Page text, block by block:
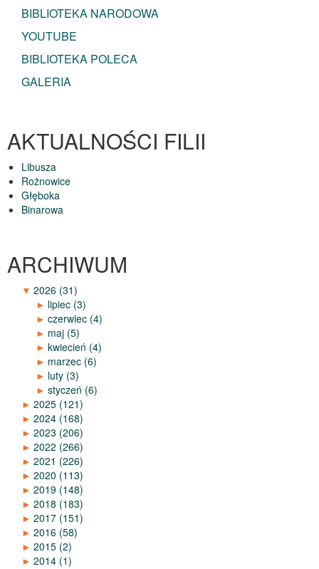
BIBLIOTEKA NARODOWA
YOUTUBE
BIBLIOTEKA POLECA
GALERIA
AKTUALNOŚCI FILII
Libusza
Rożnowice
Głęboka
Binarowa
ARCHIWUM
▼ 2026 (31)
► lipiec (3)
► czerwiec (4)
► maj (5)
► kwiecień (4)
► marzec (6)
► luty (3)
► styczeń (6)
► 2025 (121)
► 2024 (168)
► 2023 (206)
► 2022 (266)
► 2021 (226)
► 2020 (113)
► 2019 (148)
► 2018 (183)
► 2017 (151)
► 2016 (58)
► 2015 (2)
► 2014 (1)